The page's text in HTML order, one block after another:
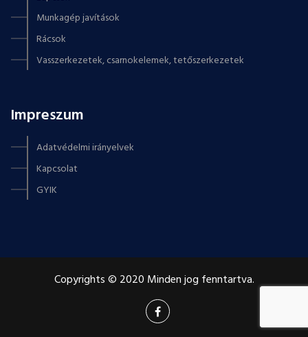
Munkagép javítások
Rácsok
Vasszerkezetek, csarnokelemek, tetőszerkezetek
Impreszum
Adatvédelmi irányelvek
Kapcsolat
GYIK
Copyrights © 2020 Minden jog fenntartva.